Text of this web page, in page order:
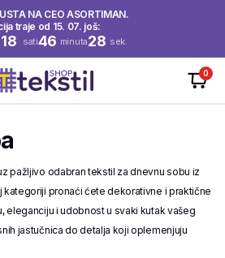
NA CEO ASORTIMAN.
traje od 15. 07. još:
18 sati46 minuta27 sek.
0
pažljivo odabran tekstil za dnevnu sobu iz
pronaći ćete dekorativne i praktične
eleganciju i udobnost u svaki kutak vašeg
jastučnica do detalja koji oplemenjuju